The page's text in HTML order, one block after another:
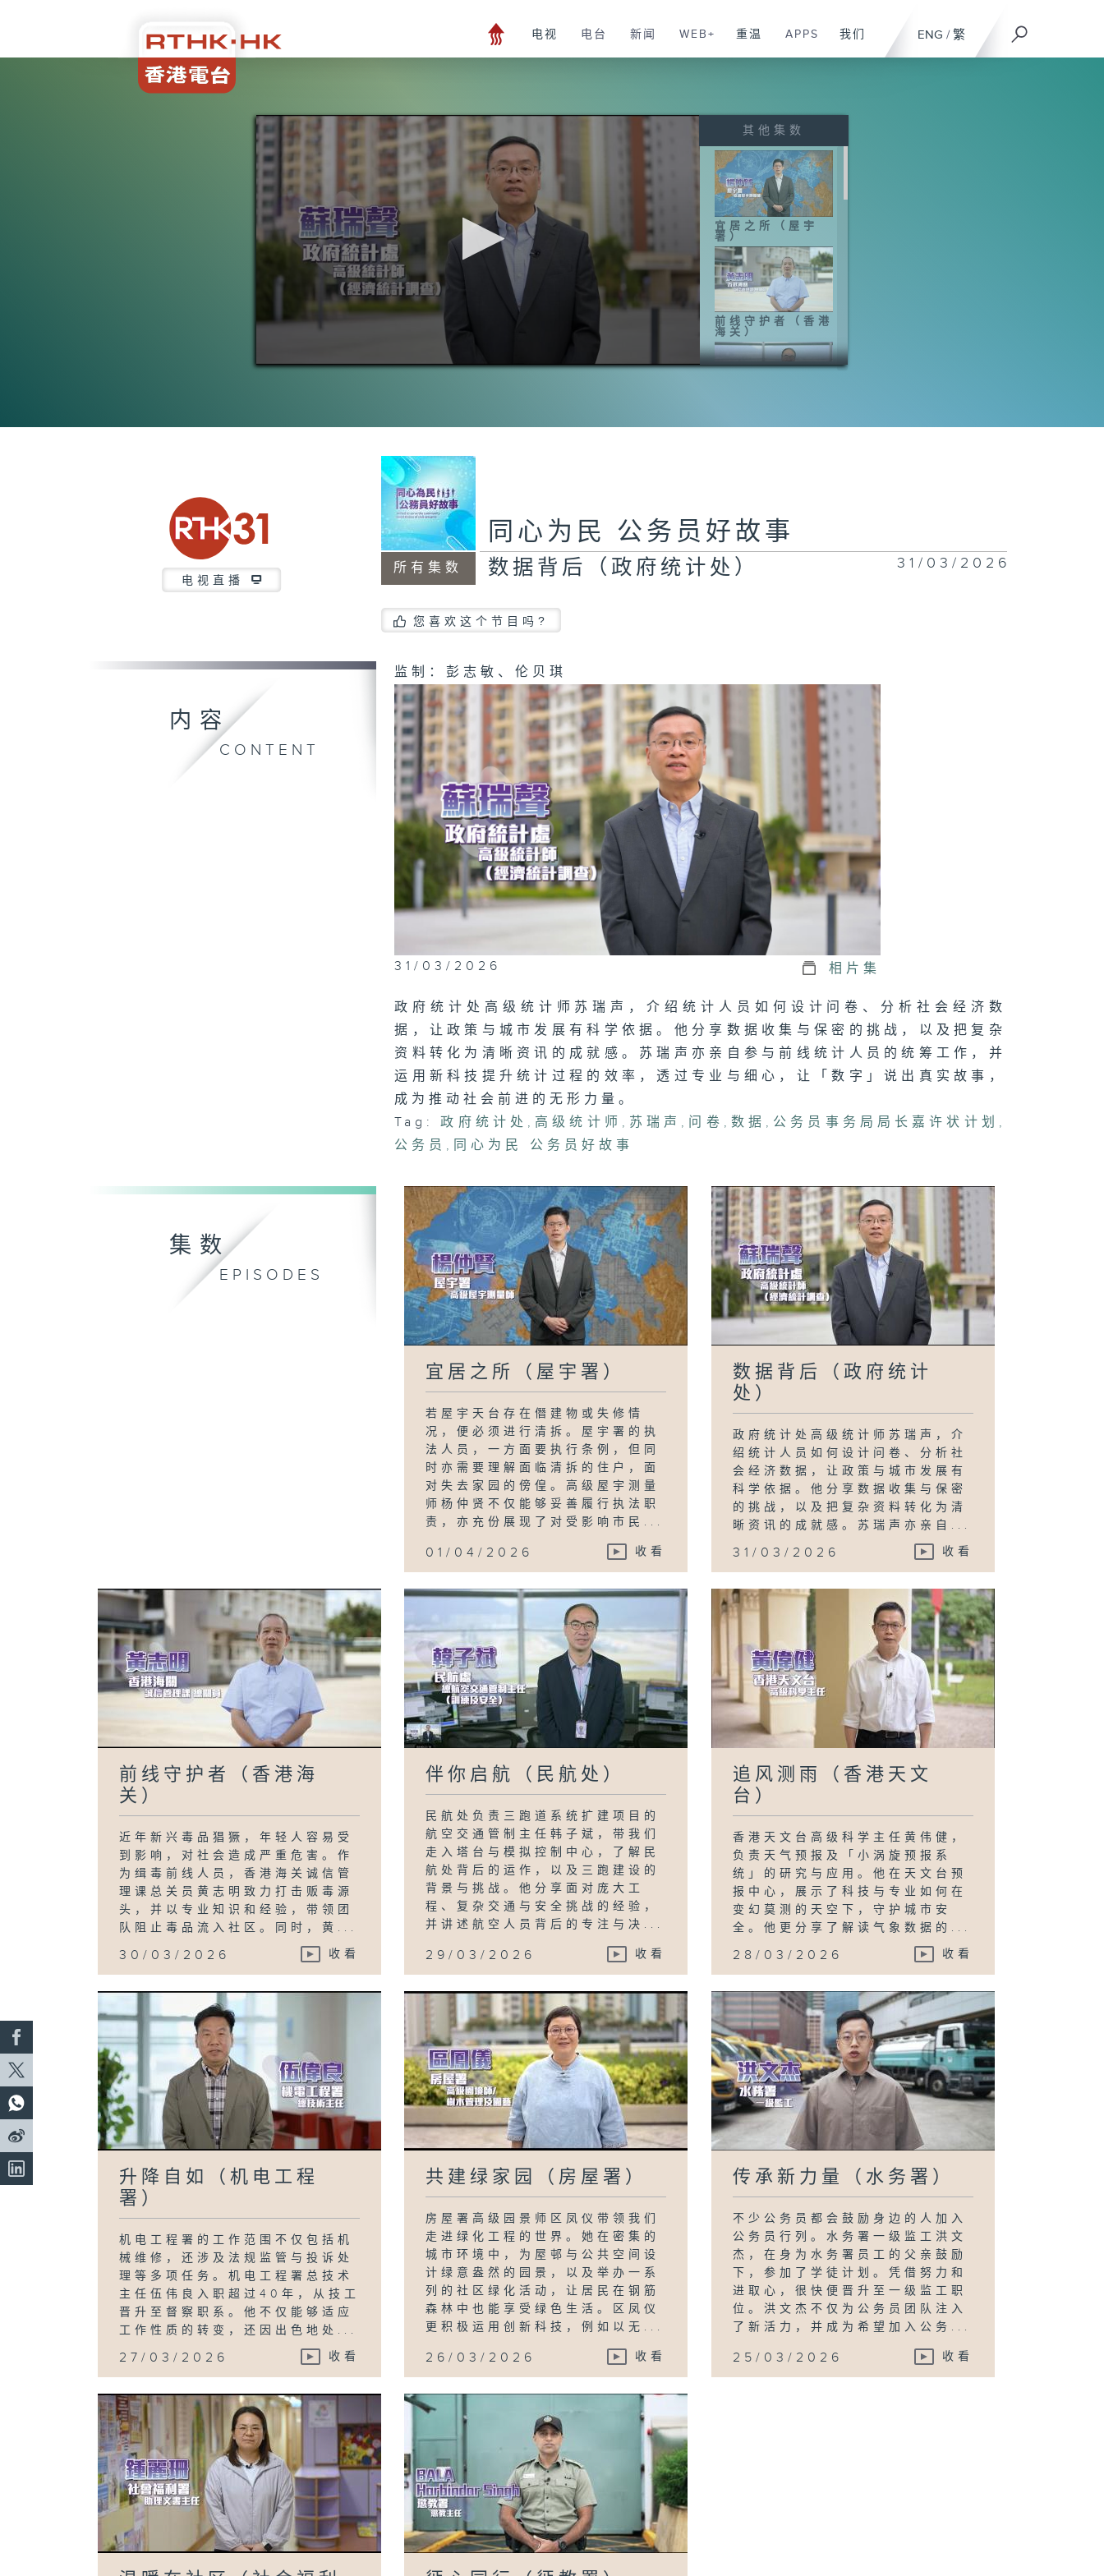
ENG / 繁
电视 电台 新闻 WEB+ 重温 APPS 我们
0
其他集数
宜居之所（屋宇
署）
前线守护者（香港
海关）
处）
文台）
共建绿家园（房屋
传承新力量（水务
署）
温暖在社区（社会
福利署）
署）
电视直播
所有集数
同心为民 公务员好故事
数据背后（政府统计处） 31/03/2026
您喜欢这个节目吗?
内容
CONTENT
监制：彭志敏、伦贝琪
31/03/2026 相片集
政府统计处高级统计师苏瑞声，介绍统计人员如何设计问卷、分析社会经济数
据，让政策与城市发展有科学依据。他分享数据收集与保密的挑战，以及把复杂
资料转化为清晰资讯的成就感。苏瑞声亦亲自参与前线统计人员的统筹工作，并
运用新科技提升统计过程的效率，透过专业与细心，让「数字」说出真实故事，
成为推动社会前进的无形力量。
Tag:
政府统计处 , 高级统计师 , 苏瑞声 , 问卷 , 数据 , 公务员事务局局长嘉许状计划 ,
公务员 , 同心为民 公务员好故事
集数
EPISODES
宜居之所（屋宇署）
若屋宇天台存在僭建物或失修情
况，便必须进行清拆。屋宇署的执
法人员，一方面要执行条例，但同
时亦需要理解面临清拆的住户，面
对失去家园的傍偟。高级屋宇测量
师杨仲贤不仅能够妥善履行执法职
责，亦充份展现了对受影响市民...
01/04/2026 收看
数据背后（政府统计
处）
政府统计处高级统计师苏瑞声，介
绍统计人员如何设计问卷、分析社
会经济数据，让政策与城市发展有
科学依据。他分享数据收集与保密
的挑战，以及把复杂资料转化为清
晰资讯的成就感。苏瑞声亦亲自...
31/03/2026 收看
前线守护者（香港海
关）
近年新兴毒品猖獗，年轻人容易受
到影响，对社会造成严重危害。作
为缉毒前线人员，香港海关诚信管
理课总关员黄志明致力打击贩毒源
头，并以专业知识和经验，带领团
队阻止毒品流入社区。同时，黄...
30/03/2026 收看
伴你启航（民航处）
民航处负责三跑道系统扩建项目的
航空交通管制主任韩子斌，带我们
走入塔台与模拟控制中心，了解民
航处背后的运作，以及三跑建设的
背景与挑战。他分享面对庞大工
程、复杂交通与安全挑战的经验，
并讲述航空人员背后的专注与决...
29/03/2026 收看
追风测雨（香港天文
台）
香港天文台高级科学主任黄伟健，
负责天气预报及「小涡旋预报系
统」的研究与应用。他在天文台预
报中心，展示了科技与专业如何在
变幻莫测的天空下，守护城市安
全。他更分享了解读气象数据的...
28/03/2026 收看
升降自如（机电工程
署）
机电工程署的工作范围不仅包括机
械维修，还涉及法规监管与投诉处
理等多项任务。机电工程署总技术
主任伍伟良入职超过40年，从技工
晋升至督察职系。他不仅能够适应
工作性质的转变，还因出色地处...
27/03/2026 收看
共建绿家园（房屋署）
房屋署高级园景师区凤仪带领我们
走进绿化工程的世界。她在密集的
城市环境中，为屋邨与公共空间设
计绿意盎然的园景，以及举办一系
列的社区绿化活动，让居民在钢筋
森林中也能享受绿色生活。区凤仪
更积极运用创新科技，例如以无...
26/03/2026 收看
传承新力量（水务署）
不少公务员都会鼓励身边的人加入
公务员行列。水务署一级监工洪文
杰，在身为水务署员工的父亲鼓励
下，参加了学徒计划。凭借努力和
进取心，很快便晋升至一级监工职
位。洪文杰不仅为公务员团队注入
了新活力，并成为希望加入公务...
25/03/2026 收看